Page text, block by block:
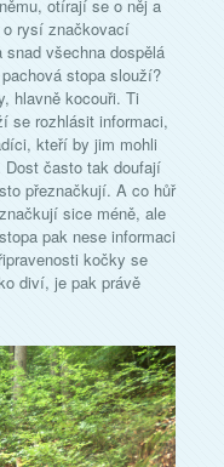
otírají se o něj a
o rysí značkovací
všechna dospělá
stopa slouží?
hlavně kocouři. Ti
se rozhlásit informaci,
kteří by jim mohli
Dost často tak doufají
přeznačkují. A co hůř
sice méně, ale
pak nese informaci
kočky se
diví, je pak právě